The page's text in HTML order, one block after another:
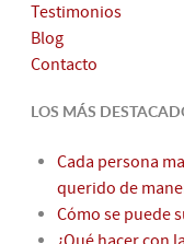
Testimonios
Blog
Contacto
LOS MÁS
Cada persona
querido de
Cómo se puede